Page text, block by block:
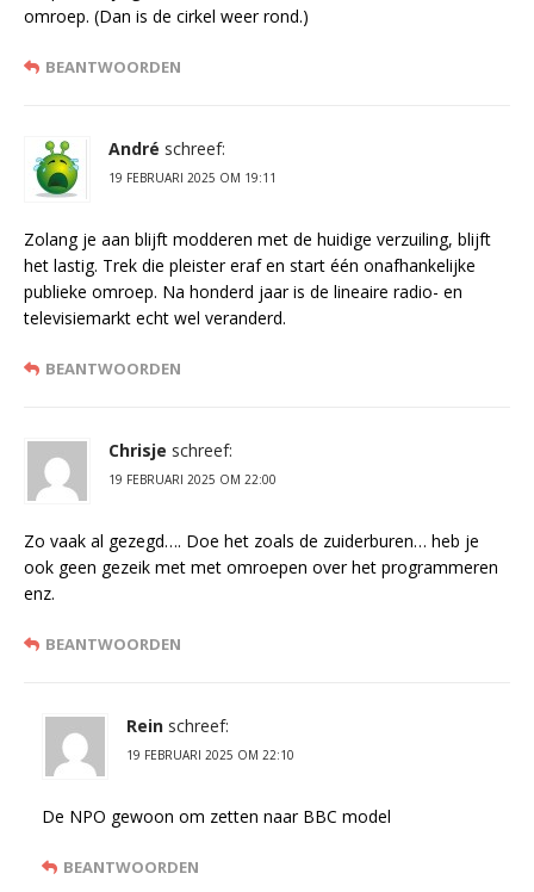
omroep. (Dan is de cirkel weer rond.)
BEANTWOORDEN
André schreef:
19 FEBRUARI 2025 OM 19:11
Zolang je aan blijft modderen met de huidige verzuiling, blijft
het lastig. Trek die pleister eraf en start één onafhankelijke
publieke omroep. Na honderd jaar is de lineaire radio- en
televisiemarkt echt wel veranderd.
BEANTWOORDEN
Chrisje schreef:
19 FEBRUARI 2025 OM 22:00
Zo vaak al gezegd…. Doe het zoals de zuiderburen… heb je
ook geen gezeik met met omroepen over het programmeren
enz.
BEANTWOORDEN
Rein schreef:
19 FEBRUARI 2025 OM 22:10
De NPO gewoon om zetten naar BBC model
BEANTWOORDEN